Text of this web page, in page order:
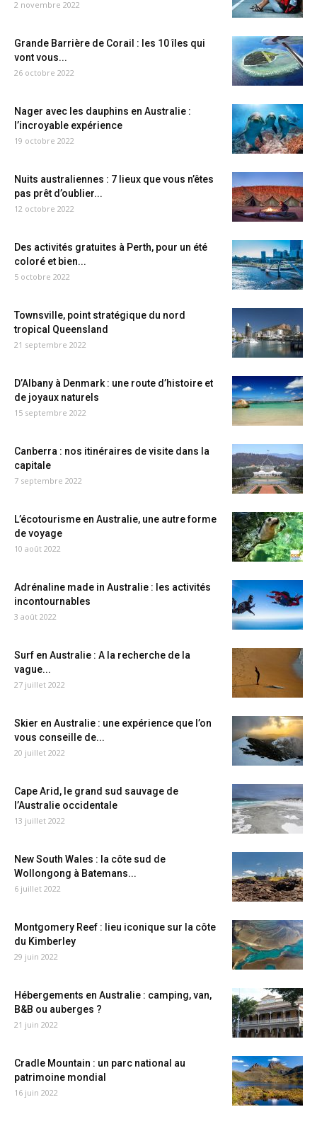
2 novembre 2022
Grande Barrière de Corail : les 10 îles qui
vont vous...
26 octobre 2022
Nager avec les dauphins en Australie :
l’incroyable expérience
19 octobre 2022
Nuits australiennes : 7 lieux que vous n’êtes
pas prêt d’oublier...
12 octobre 2022
Des activités gratuites à Perth, pour un été
coloré et bien...
5 octobre 2022
Townsville, point stratégique du nord
tropical Queensland
21 septembre 2022
D’Albany à Denmark : une route d’histoire et
de joyaux naturels
15 septembre 2022
Canberra : nos itinéraires de visite dans la
capitale
7 septembre 2022
L’écotourisme en Australie, une autre forme
de voyage
10 août 2022
Adrénaline made in Australie : les activités
incontournables
3 août 2022
Surf en Australie : A la recherche de la
vague...
27 juillet 2022
Skier en Australie : une expérience que l’on
vous conseille de...
20 juillet 2022
Cape Arid, le grand sud sauvage de
l’Australie occidentale
13 juillet 2022
New South Wales : la côte sud de
Wollongong à Batemans...
6 juillet 2022
Montgomery Reef : lieu iconique sur la côte
du Kimberley
29 juin 2022
Hébergements en Australie : camping, van,
B&B ou auberges ?
21 juin 2022
Cradle Mountain : un parc national au
patrimoine mondial
16 juin 2022